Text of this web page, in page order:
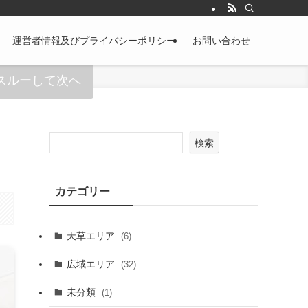
運営者情報及びプライバシーポリシー お問い合わせ
ーして次へ
検索
カテゴリー
天草エリア (6)
広域エリア (32)
未分類 (1)